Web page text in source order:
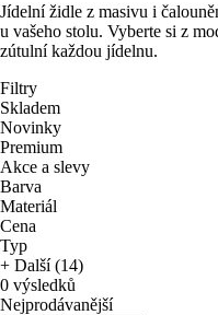
Jídelní židle z masivu i
u vašeho stolu. Vyberte si z
zútulní každou jídelnu.
Filtry
Skladem
Novinky
Premium
Akce a slevy
Barva
Materiál
Cena
Typ
+ Další (14)
0 výsledků
Nejprodávanější